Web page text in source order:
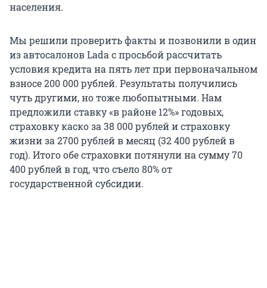
населения.
Мы решили проверить факты и позвонили в один
из автосалонов Lada с просьбой рассчитать
условия кредита на пять лет при первоначальном
взносе 200 000 рублей. Результаты получились
чуть другими, но тоже любопытными. Нам
предложили ставку «в районе 12%» годовых,
страховку каско за 38 000 рублей и страховку
жизни за 2700 рублей в месяц (32 400 рублей в
год). Итого обе страховки потянули на сумму 70
400 рублей в год, что съело 80% от
государственной субсидии.